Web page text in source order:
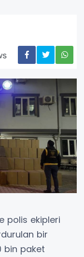
polis ekipleri
bir
bin paket